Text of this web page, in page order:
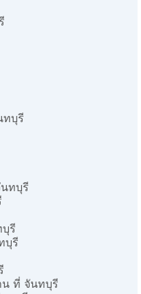
ทบุรี
ทบุรี
รี
บุรี
ที่ จันทบุรี